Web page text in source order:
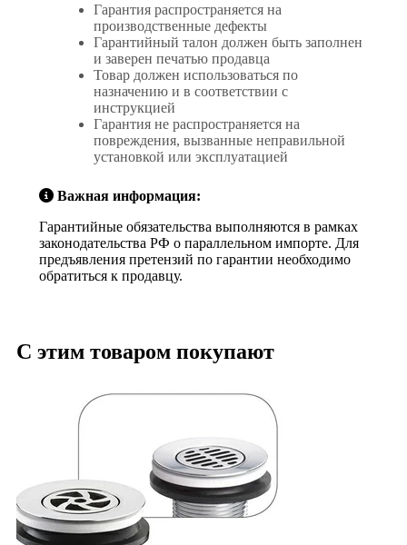
Гарантия распространяется на
производственные дефекты
Гарантийный талон должен быть заполнен
и заверен печатью продавца
Товар должен использоваться по
назначению и в соответствии с
инструкцией
Гарантия не распространяется на
повреждения, вызванные неправильной
установкой или эксплуатацией
Важная информация:
Гарантийные обязательства выполняются в рамках
законодательства РФ о параллельном импорте. Для
предъявления претензий по гарантии необходимо
обратиться к продавцу.
С этим товаром покупают